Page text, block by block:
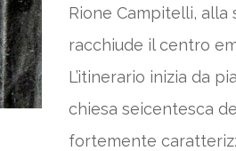
Rione Campitelli,
racchiude il centro
L’itinerario inizia da
chiesa seicentesca
fortemente